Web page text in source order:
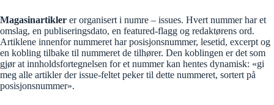
Magasinartikler er organisert i numre – issues. Hvert nummer har et
omslag, en publiseringsdato, en featured-flagg og redaktørens ord.
Artiklene innenfor nummeret har posisjonsnummer, lesetid, excerpt og
en kobling tilbake til nummeret de tilhører. Den koblingen er det som
gjør at innholdsfortegnelsen for et nummer kan hentes dynamisk: «gi
meg alle artikler der issue-feltet peker til dette nummeret, sortert på
posisjonsnummer».